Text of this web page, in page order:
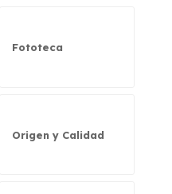
Fototeca
Origen y Calidad